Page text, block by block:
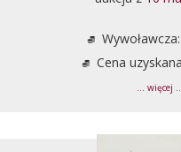
Cena
... więcej